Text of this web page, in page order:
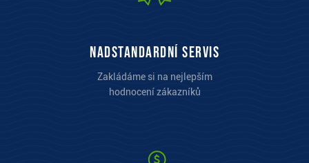
Nadstandardní servis
Zakládáme si na nejlepším
hodnocení zákazníků